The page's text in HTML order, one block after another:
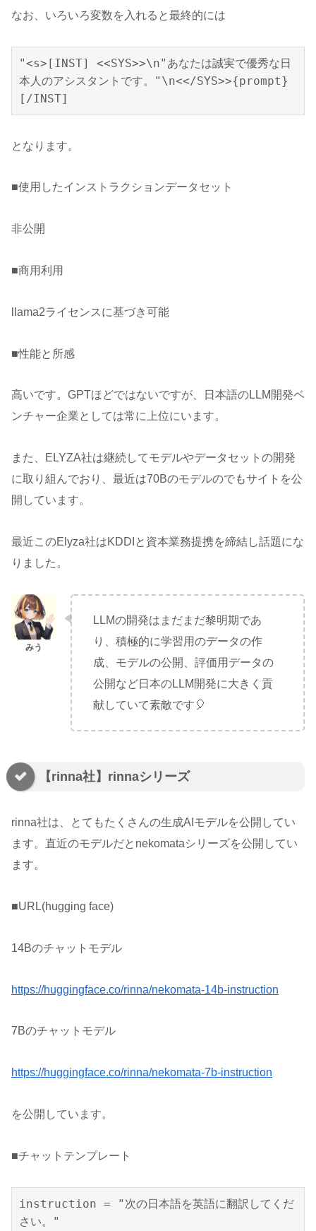
なお、いろいろ変数を入れると最終的には
"<s>[INST] <<SYS>>\n"あなたは誠実で優秀な日
本人のアシスタントです。"\n<</SYS>>{prompt}
[/INST]
となります。
■使用したインストラクションデータセット
非公開
■商用利用
llama2ライセンスに基づき可能
■性能と所感
高いです。GPTほどではないですが、日本語のLLM開発ベ
ンチャー企業としては常に上位にいます。
また、ELYZA社は継続してモデルやデータセットの開発
に取り組んでおり、最近は70Bのモデルのでもサイトを公
開しています。
最近このElyza社はKDDIと資本業務提携を締結し話題にな
りました。
LLMの開発はまだまだ黎明期であ
り、積極的に学習用のデータの作
成、モデルの公開、評価用データの
公開など日本のLLM開発に大きく貢
献していて素敵です🎈
【rinna社】rinnaシリーズ
rinna社は、とてもたくさんの生成AIモデルを公開してい
ます。直近のモデルだとnekomataシリーズを公開してい
ます。
■URL(hugging face)
14Bのチャットモデル
https://huggingface.co/rinna/nekomata-14b-instruction
7Bのチャットモデル
https://huggingface.co/rinna/nekomata-7b-instruction
を公開しています。
■チャットテンプレート
instruction = "次の日本語を英語に翻訳してくだ
さい。"